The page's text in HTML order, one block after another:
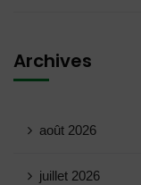
Archives
août 2026
juillet 2026